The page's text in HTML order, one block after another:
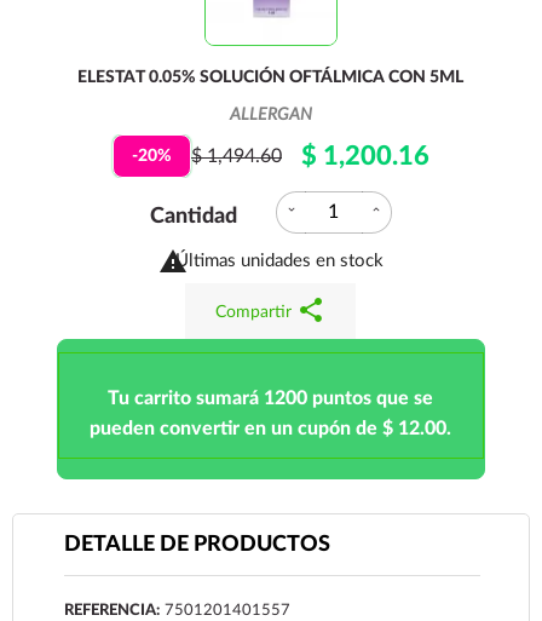
ELESTAT 0.05% SOLUCIÓN OFTÁLMICA CON 5ML
ALLERGAN
-20% $ 1,494.60 $ 1,200.16
Cantidad expand_more expand_less

Últimas unidades en stock
Compartir share
Tu carrito sumará 1200 puntos que se
pueden convertir en un cupón de $ 12.00.
DETALLE DE PRODUCTOS
REFERENCIA: 7501201401557